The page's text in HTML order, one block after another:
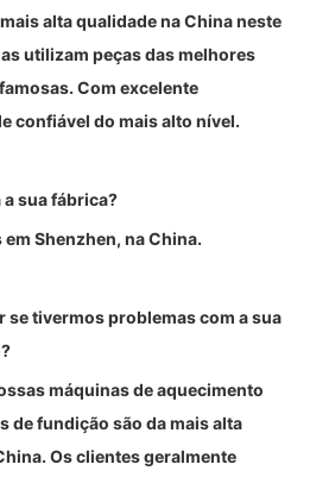
alta qualidade na China neste
utilizam peças das melhores
Com excelente
confiável do mais alto nível.
a sua fábrica?
Shenzhen, na China.
se tivermos problemas com a sua
máquinas de aquecimento
de fundição são da mais alta
Os clientes geralmente